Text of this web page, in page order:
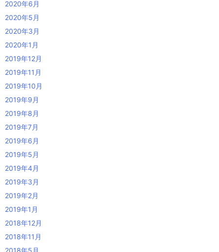
2020年6月
2020年5月
2020年3月
2020年1月
2019年12月
2019年11月
2019年10月
2019年9月
2019年8月
2019年7月
2019年6月
2019年5月
2019年4月
2019年3月
2019年2月
2019年1月
2018年12月
2018年11月